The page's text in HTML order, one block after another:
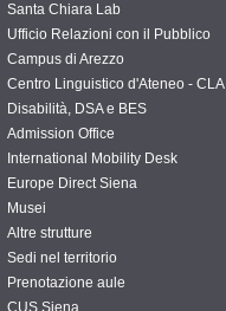
Santa Chiara Lab
Ufficio Relazioni con il Pubblico
Campus di Arezzo
Centro Linguistico d'Ateneo - CLA
Disabilità, DSA e BES
Admission Office
International Mobility Desk
Europe Direct Siena
Musei
Altre strutture
Sedi nel territorio
Prenotazione aule
CUS Siena